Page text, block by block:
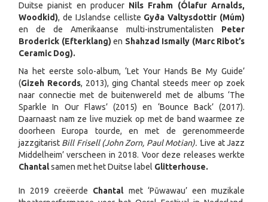
Duitse pianist en producer Nils Frahm (Ólafur Arnalds,
Woodkid), de IJslandse celliste Gyða Valtysdottir (Múm)
en de de Amerikaanse multi-instrumentalisten Peter
Broderick (Efterklang) en Shahzad Ismaily (Marc Ribot’s
Ceramic Dog).
Na het eerste solo-album, ‘Let Your Hands Be My Guide’
(Gizeh Records, 2013), ging Chantal steeds meer op zoek
naar connectie met de buitenwereld met de albums ‘The
Sparkle In Our Flaws’ (2015) en ‘Bounce Back’ (2017).
Daarnaast nam ze live muziek op met de band waarmee ze
doorheen Europa tourde, en met de gerenommeerde
jazzgitarist Bill Frisell (John Zorn, Paul Motian). ‘Live at Jazz
Middelheim’ verscheen in 2018. Voor deze releases werkte
Chantalsamen met het Duitse label Glitterhouse.
In 2019 creëerde Chantal met ‘Pūwawau’ een muzikale